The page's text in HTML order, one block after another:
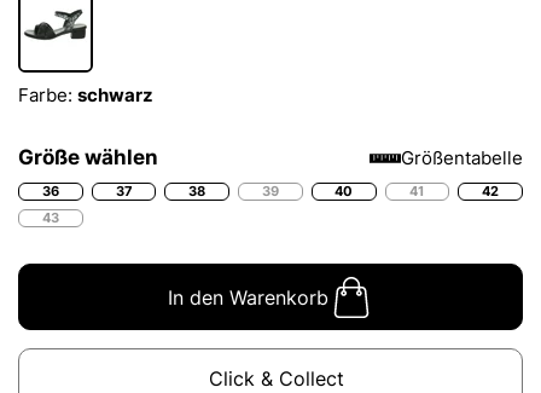
Farbe: schwarz
Größe wählen Größentabelle
36 37 38 39 40 41
42
43
In den Warenkorb
Click & Collect